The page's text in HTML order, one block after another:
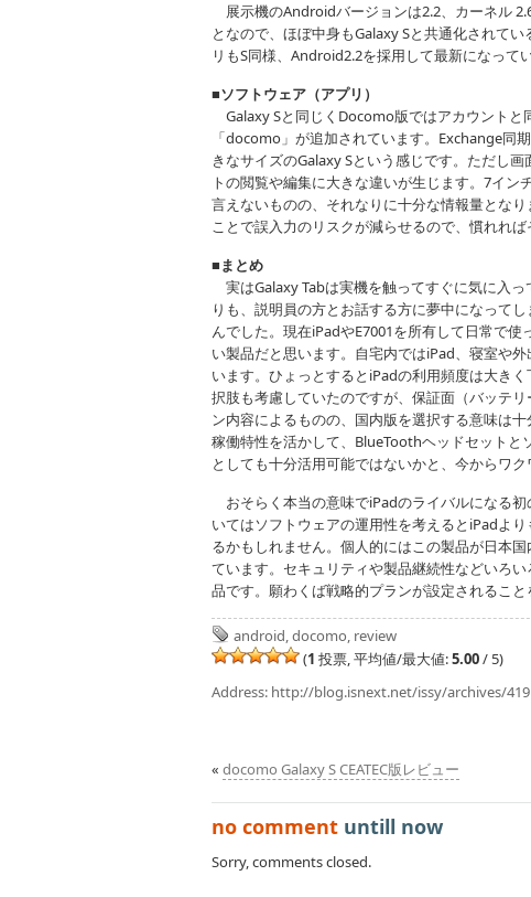
展示機のAndroidバージョンは2.2、カーネル
となので、ほぼ中身もGalaxy Sと共通化されて
リもS同様、Android2.2を採用して最新になって
■ソフトウェア（アプリ）
Galaxy Sと同じくDocomo版ではアカウント
「docomo」が追加されています。Exchange同
きなサイズのGalaxy Sという感じです。ただし
トの閲覧や編集に大きな違いが生じます。7イ
言えないものの、それなりに十分な情報量とな
ことで誤入力のリスクが減らせるので、慣れれ
■まとめ
実はGalaxy Tabは実機を触ってすぐに気に入
りも、説明員の方とお話する方に夢中になって
んでした。現在iPadやE7001を所有して日常で
い製品だと思います。自宅内ではiPad、寝室や
います。ひょっとするとiPadの利用頻度は大き
択肢も考慮していたのですが、保証面（バッテ
ン内容によるものの、国内版を選択する意味は
稼働特性を活かして、BlueToothヘッドセット
としても十分活用可能ではないかと、今からワク
おそらく本当の意味でiPadのライバルになる
いてはソフトウェアの運用性を考えるとiPadよ
るかもしれません。個人的にはこの製品が日本
ています。セキュリティや製品継続性などいろ
品です。願わくば戦略的プランが設定されること
android,docomo, review
(1 投票, 平均値/最大値:5.00/ 5)
Address: http://blog.isnext.net/issy/archives/419
« docomo Galaxy S CEATEC版レビュー
no comment untill now
Sorry, comments closed.